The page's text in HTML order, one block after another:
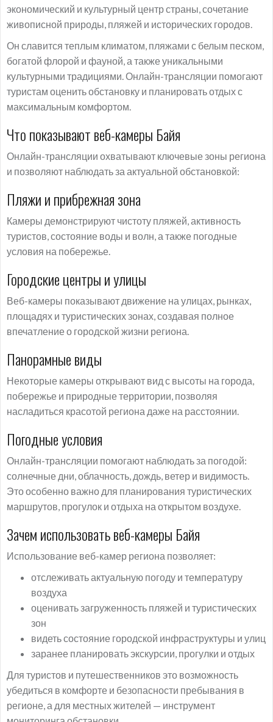
экономический и культурный центр страны, сочетание
живописной природы, пляжей и исторических городов.
Он славится теплым климатом, пляжами с белым песком,
богатой флорой и фауной, а также уникальными
культурными традициями. Онлайн-трансляции помогают
туристам оценить обстановку и планировать отдых с
максимальным комфортом.
Что показывают веб-камеры Байя
Онлайн-трансляции охватывают ключевые зоны региона
и позволяют наблюдать за актуальной обстановкой:
Пляжи и прибрежная зона
Камеры демонстрируют чистоту пляжей, активность
туристов, состояние воды и волн, а также погодные
условия на побережье.
Городские центры и улицы
Веб-камеры показывают движение на улицах, рынках,
площадях и туристических зонах, создавая полное
впечатление о городской жизни региона.
Панорамные виды
Некоторые камеры открывают вид с высоты на города,
побережье и природные территории, позволяя
насладиться красотой региона даже на расстоянии.
Погодные условия
Онлайн-трансляции помогают наблюдать за погодой:
солнечные дни, облачность, дождь, ветер и видимость.
Это особенно важно для планирования туристических
маршрутов, прогулок и отдыха на открытом воздухе.
Зачем использовать веб-камеры Байя
Использование веб-камер региона позволяет:
отслеживать актуальную погоду и температуру
воздуха
оценивать загруженность пляжей и туристических
зон
видеть состояние городской инфраструктуры и улиц
заранее планировать экскурсии, прогулки и отдых
Для туристов и путешественников это возможность
убедиться в комфорте и безопасности пребывания в
регионе, а для местных жителей — инструмент